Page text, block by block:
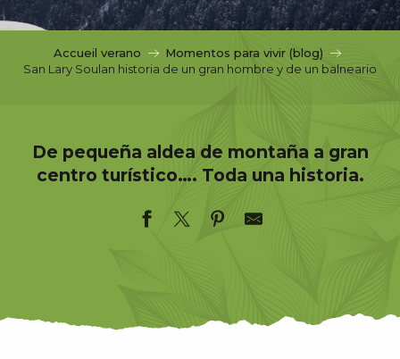
i
Accueil verano
Momentos para vivir (blog)
San Lary Soulan historia de un gran hombre y de un balneario
De pequeña aldea de montaña a gran
centro turístico…. Toda una historia.